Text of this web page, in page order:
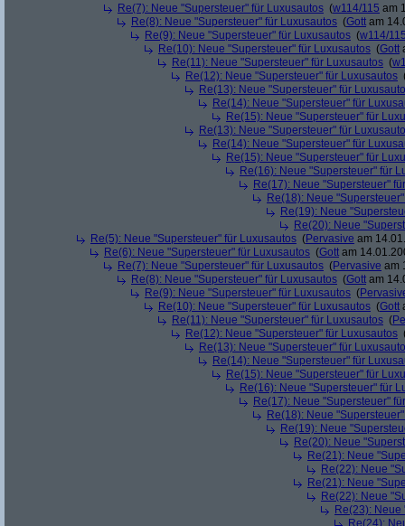
Re(7): Neue "Supersteuer" für Luxusautos (w114/115 am
Re(8): Neue "Supersteuer" für Luxusautos (Gott am
Re(9): Neue "Supersteuer" für Luxusautos (w114/
Re(10): Neue "Supersteuer" für Luxusautos (Gott
Re(11): Neue "Supersteuer" für Luxusautos (
Re(12): Neue "Supersteuer" für Luxusautos
Re(13): Neue "Supersteuer" für
Re(14): Neue "Supersteuer" für
Re(15): Neue "Supersteuer" für
Re(13): Neue "Supersteuer" für
Re(14): Neue "Supersteuer" für
Re(15): Neue "Supersteuer" für
Re(16): Neue "Supersteuer" für
Re(17): Neue "Supersteuer"
Re(18): Neue
Re(19): Neue
Re(20): Neue
Re(5): Neue "Supersteuer" für Luxusautos (Pervasive am
Re(6): Neue "Supersteuer" für Luxusautos (Gott am
Re(7): Neue "Supersteuer" für Luxusautos (Pervasive am
Re(8): Neue "Supersteuer" für Luxusautos (Gott am
Re(9): Neue "Supersteuer" für Luxusautos (
Re(10): Neue "Supersteuer" für Luxusautos (Gott
Re(11): Neue "Supersteuer" für Luxusautos (
Re(12): Neue "Supersteuer" für Luxusautos
Re(13): Neue "Supersteuer" für
Re(14): Neue "Supersteuer" für
Re(15): Neue "Supersteuer" für
Re(16): Neue "Supersteuer" für
Re(17): Neue "Supersteuer"
Re(18): Neue
Re(19): Neue
Re(20): Neue
Re(21): Neue
Re(22): Neue
Re(21): Neue
Re(22): Neue
Re(23):
Re(24):